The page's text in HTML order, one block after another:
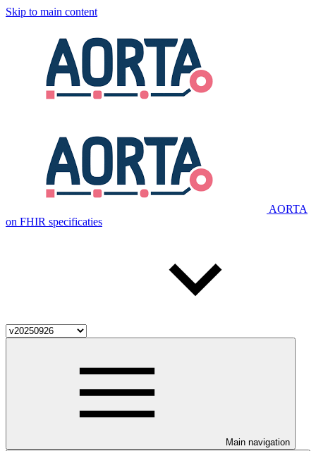
Skip to main content
AORTA
on FHIR specificaties
Main navigation